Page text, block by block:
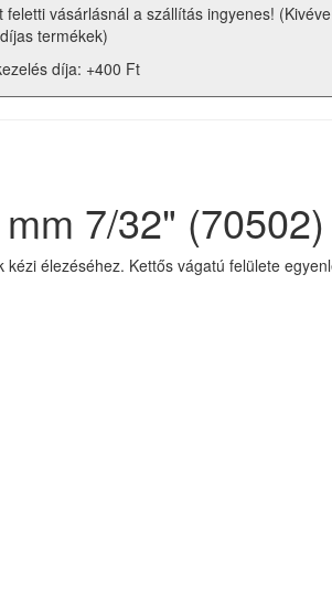
feletti vásárlásnál a szállítás ingyenes!
termékek)
díja: +400 Ft
7/32" (70502)
élezéséhez. Kettős vágatú felülete